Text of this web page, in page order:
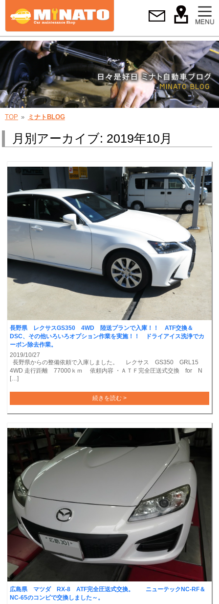
TOP ミナトBLOG
月別アーカイブ: 2019年10月
長野県 レクサスGS350 4WD 陸送プランで入庫！！ ATF交換＆
DSC、その他いろいろオプション作業を実施！！ ドライアイス洗浄でカ
ーボン除去作業。
2019/10/27
長野県からの整備依頼で入庫しました。 レクサス GS350 GRL15
4WD 走行距離 77000ｋｍ 依頼内容 ・ＡＴＦ完全圧送式交換 for N
[…]
続きを読む >
広島県 マツダ RX-8 ATF完全圧送式交換。 ニューテックNC-RF＆
NC-65のコンビで交換しました～。